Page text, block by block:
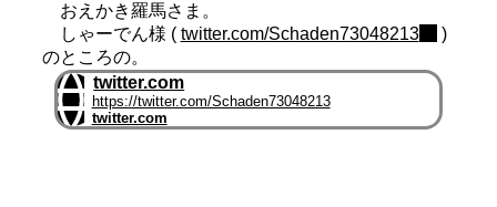
おえかき羅馬さま。
しゃーでん様 ( twitter.com/Schaden73048213
)
のところの。
twitter.com
https://twitter.com/Schaden73048213
twitter.com